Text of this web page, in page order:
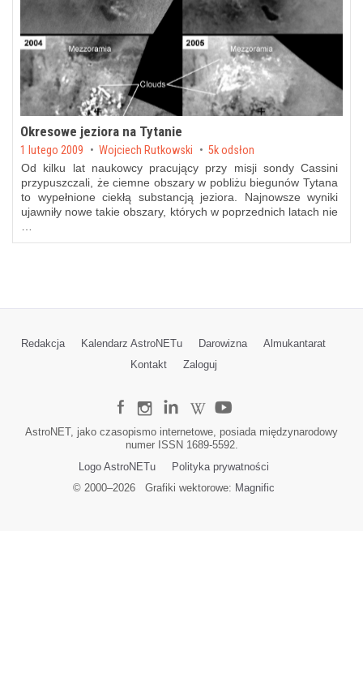
Okresowe jeziora na Tytanie
Posted on
1 lutego 2009 byWojciech Rutkowski 5k odsłon
Od kilku lat naukowcy pracujący przy misji sondy Cassini
przypuszczali, że ciemne obszary w pobliżu biegunów Tytana
to wypełnione ciekłą substancją jeziora. Najnowsze wyniki
ujawniły nowe takie obszary, których w poprzednich latach nie
Redakcja Kalendarz AstroNETu Darowizna
Almukantarat
Kontakt
Zaloguj
AstroNET, jako czasopismo internetowe, posiada międzynarodowy
numer ISSN 1689-5592.
Logo AstroNETu
Polityka prywatności
© 2000–2026Grafiki wektorowe: Magnific